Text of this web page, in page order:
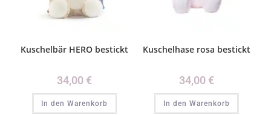
Kuschelbär HERO bestickt
34,00 €
In den Warenkorb
Kuschelhase rosa bestickt
34,00 €
In den Warenkorb